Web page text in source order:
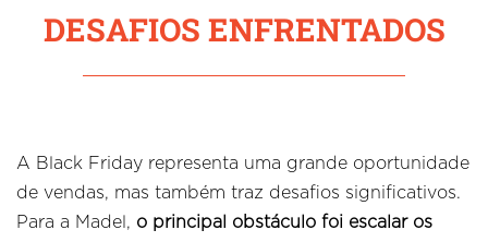
DESAFIOS ENFRENTADOS
A Black Friday representa uma grande oportunidade
de vendas, mas também traz desafios significativos.
Para a Madel, o principal obstáculo foi escalar os